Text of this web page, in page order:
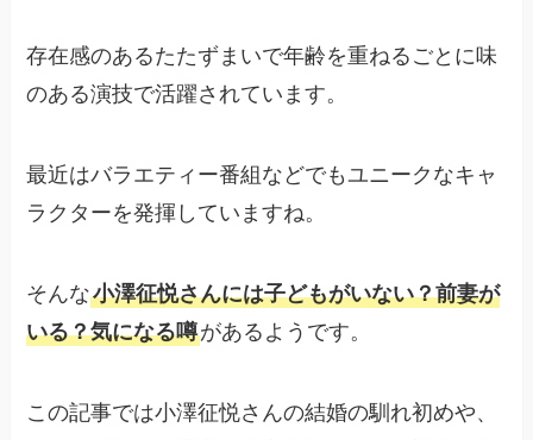
存在感のあるたたずまいで年齢を重ねるごとに味
のある演技で活躍されています。
最近はバラエティー番組などでもユニークなキャ
ラクターを発揮していますね。
そんな小澤征悦さんには子どもがいない？前妻が
いる？気になる噂があるようです。
この記事では小澤征悦さんの結婚の馴れ初めや、